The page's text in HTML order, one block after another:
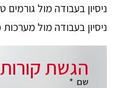
ניסיון בעבודה מול גורמים
ניסיון בעבודה מול
הגשת קורות
שם